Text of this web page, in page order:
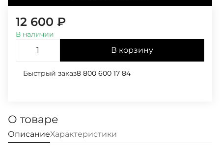
12 600 ₽
В наличии
В корзину
Быстрый заказ8 800 600 17 84
О товаре
ОписаниеХарактеристики